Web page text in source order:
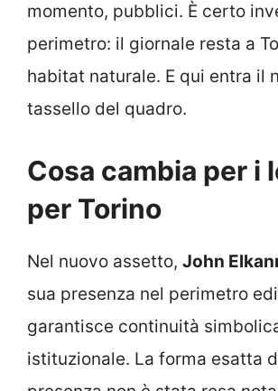
momento, pubblici. È certo
perimetro: il giornale resta a
habitat naturale. E qui entra il
tassello del quadro.
Cosa cambia per i
per Torino
Nel nuovo assetto, John
sua presenza nel perimetro
garantisce continuità
istituzionale. La forma esatta